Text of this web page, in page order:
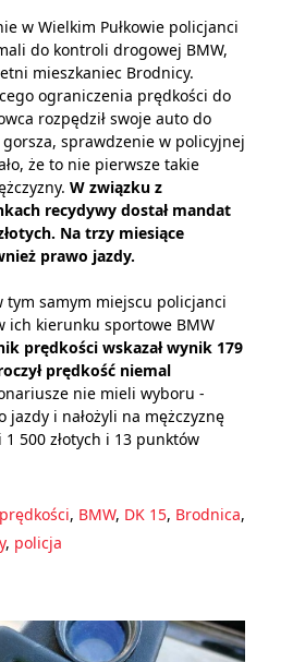
w Wielkim Pułkowie policjanci
do kontroli drogowej BMW,
mieszkaniec Brodnicy.
ograniczenia prędkości do
rozpędził swoje auto do
sprawdzenie w policyjnej
że to nie pierwsze takie
W związku z
recydywy dostał mandat
Na trzy miesiące
prawo jazdy.
tym samym miejscu policjanci
ich kierunku sportowe BMW
prędkości wskazał wynik 179
prędkość niemal
nie mieli wyboru -
i nałożyli na mężczyznę
500 złotych i 13 punktów
, BMW, DK 15, Brodnica,
, policja